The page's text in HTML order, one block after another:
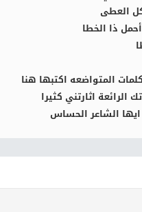
العطى
ذا الخطا
المتواضعه اكتبها هنا
الرائعة اثارتني كثيرا
الشاعر الحساس